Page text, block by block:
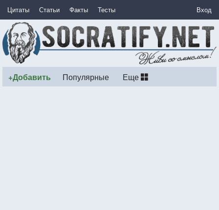
Цитаты Статьи Факты Тесты Вход
+Добавить Популярные Еще